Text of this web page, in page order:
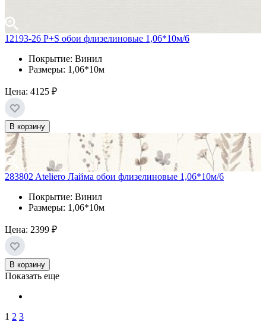
12193-26 P+S обои флизелиновые 1,06*10м/6
Покрытие: Винил
Размеры: 1,06*10м
Цена: 4125 ₽
В корзину
283802 Ateliero Лайма обои флизелиновые 1,06*10м/6
Покрытие: Винил
Размеры: 1,06*10м
Цена: 2399 ₽
В корзину
Показать еще
1 2 3